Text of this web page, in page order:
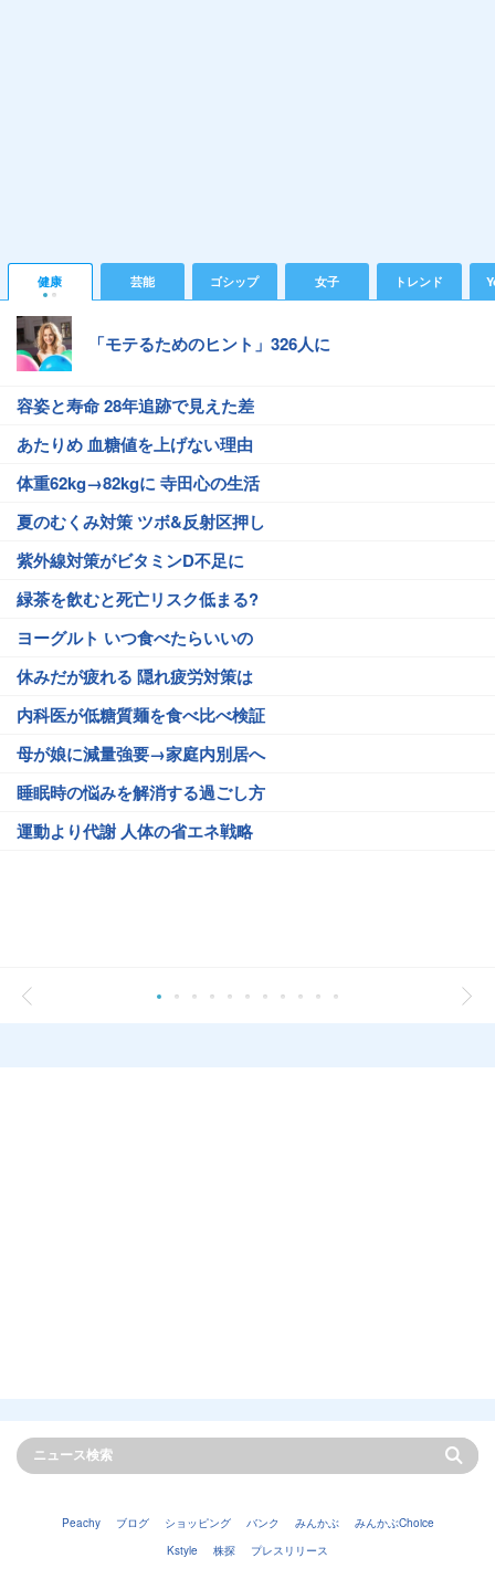
健康 芸能 ゴシップ 女子 トレンド
「モテるためのヒント」326人に
容姿と寿命 28年追跡で見えた差
あたりめ 血糖値を上げない理由
体重62kg→82kgに 寺田心の生活
夏のむくみ対策 ツボ&反射区押し
紫外線対策がビタミンD不足に
緑茶を飲むと死亡リスク低まる?
ヨーグルト いつ食べたらいいの
休みだが疲れる 隠れ疲労対策は
内科医が低糖質麺を食べ比べ検証
母が娘に減量強要→家庭内別居へ
睡眠時の悩みを解消する過ごし方
運動より代謝 人体の省エネ戦略
Peachy ブログ ショッピング バンク みんかぶ
みんかぶChoice
Kstyle
株探 プレスリリース